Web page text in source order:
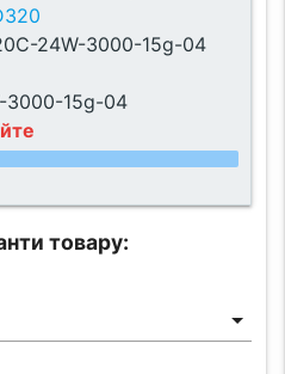
24W-3000-15g-04
3000-15g-04
товару: